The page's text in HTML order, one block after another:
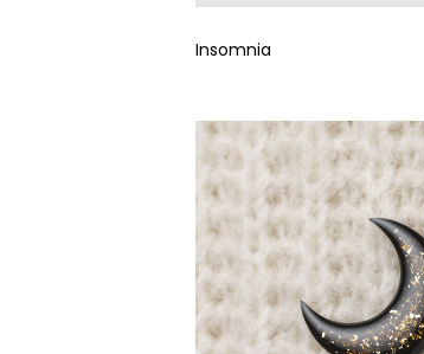
Insomnia